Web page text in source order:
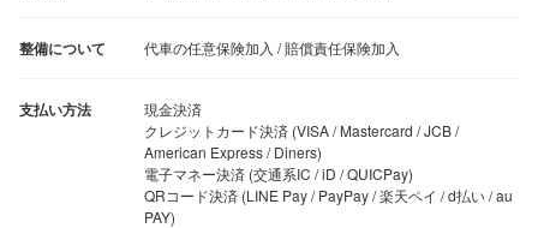
整備について 代車の任意保険加入 / 賠償責任保険加入
支払い方法
現金決済
クレジットカード決済 (VISA / Mastercard / JCB /
American Express / Diners)
電子マネー決済 (交通系IC / iD / QUICPay)
QRコード決済 (LINE Pay / PayPay / 楽天ペイ / d払い / au
PAY)